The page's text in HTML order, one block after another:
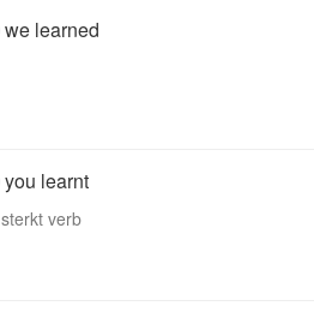
we learned
you learnt
sterkt verb